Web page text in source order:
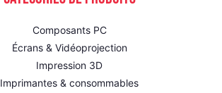
Composants PC
Écrans & Vidéoprojection
Impression 3D
Imprimantes & consommables